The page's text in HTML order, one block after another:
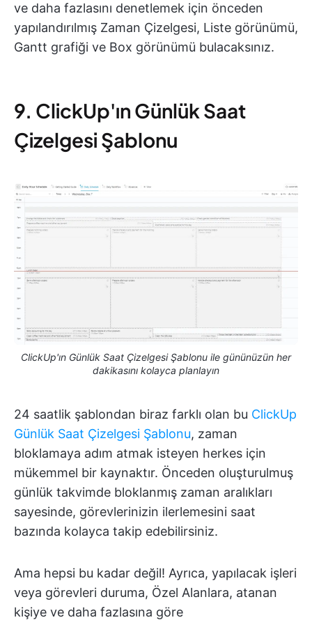
ve daha fazlasını denetlemek için önceden
yapılandırılmış Zaman Çizelgesi, Liste görünümü,
Gantt grafiği ve Box görünümü bulacaksınız.
9. ClickUp'ın Günlük Saat
Çizelgesi Şablonu
ClickUp'ın Günlük Saat Çizelgesi Şablonu ile gününüzün her
dakikasını kolayca planlayın
24 saatlik şablondan biraz farklı olan bu ClickUp
Günlük Saat Çizelgesi Şablonu, zaman
bloklamaya adım atmak isteyen herkes için
mükemmel bir kaynaktır. Önceden oluşturulmuş
günlük takvimde bloklanmış zaman aralıkları
sayesinde, görevlerinizin ilerlemesini saat
bazında kolayca takip edebilirsiniz.
Ama hepsi bu kadar değil! Ayrıca, yapılacak işleri
veya görevleri duruma, Özel Alanlara, atanan
kişiye ve daha fazlasına göre